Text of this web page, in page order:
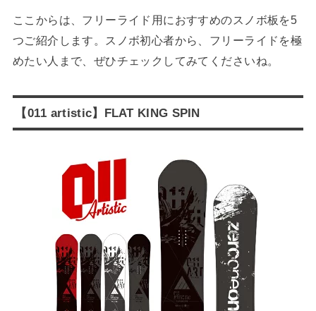
ここからは、フリーライド用におすすめのスノボ板を5
つご紹介します。スノボ初心者から、フリーライドを極
めたい人まで、ぜひチェックしてみてくださいね。
【011 artistic】FLAT KING SPIN